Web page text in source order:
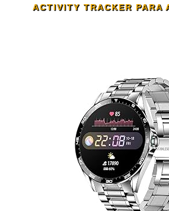
ACTIVITY TRACKER PARA